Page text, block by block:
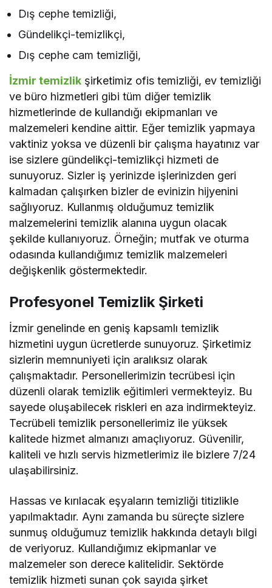
Dış cephe temizliği,
Gündelikçi-temizlikçi,
Dış cephe cam temizliği,
İzmir temizlik şirketimiz ofis temizliği, ev temizliği
ve büro hizmetleri gibi tüm diğer temizlik
hizmetlerinde de kullandığı ekipmanları ve
malzemeleri kendine aittir. Eğer temizlik yapmaya
vaktiniz yoksa ve düzenli bir çalışma hayatınız var
ise sizlere gündelikçi-temizlikçi hizmeti de
sunuyoruz. Sizler iş yerinizde işlerinizden geri
kalmadan çalışırken bizler de evinizin hijyenini
sağlıyoruz. Kullanmış olduğumuz temizlik
malzemelerini temizlik alanına uygun olacak
şekilde kullanıyoruz. Örneğin; mutfak ve oturma
odasında kullandığımız temizlik malzemeleri
değişkenlik göstermektedir.
Profesyonel Temizlik Şirketi
İzmir genelinde en geniş kapsamlı temizlik
hizmetini uygun ücretlerde sunuyoruz. Şirketimiz
sizlerin memnuniyeti için aralıksız olarak
çalışmaktadır. Personellerimizin tecrübesi için
düzenli olarak temizlik eğitimleri vermekteyiz. Bu
sayede oluşabilecek riskleri en aza indirmekteyiz.
Tecrübeli temizlik personellerimiz ile yüksek
kalitede hizmet almanızı amaçlıyoruz. Güvenilir,
kaliteli ve hızlı servis hizmetlerimiz ile bizlere 7/24
ulaşabilirsiniz.
Hassas ve kırılacak eşyaların temizliği titizlikle
yapılmaktadır. Aynı zamanda bu süreçte sizlere
sunmuş olduğumuz temizlik hakkında detaylı bilgi
de veriyoruz. Kullandığımız ekipmanlar ve
malzemeler son derece kalitelidir. Sektörde
temizlik hizmeti sunan çok sayıda şirket